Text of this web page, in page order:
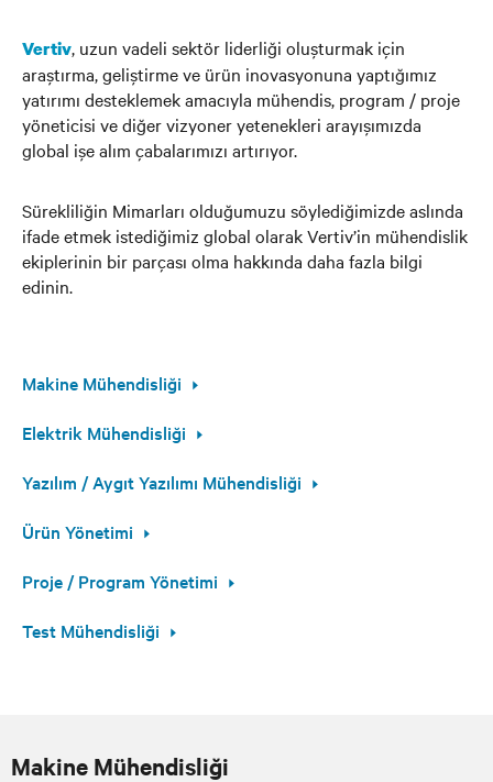
Vertiv, uzun vadeli sektör liderliği oluşturmak için
araştırma, geliştirme ve ürün inovasyonuna yaptığımız
yatırımı desteklemek amacıyla mühendis, program / proje
yöneticisi ve diğer vizyoner yetenekleri arayışımızda
global işe alım çabalarımızı artırıyor.
Sürekliliğin Mimarları olduğumuzu söylediğimizde aslında
ifade etmek istediğimiz global olarak Vertiv’in mühendislik
ekiplerinin bir parçası olma hakkında daha fazla bilgi
edinin.
Makine Mühendisliği
Elektrik Mühendisliği
Yazılım / Aygıt Yazılımı Mühendisliği
Ürün Yönetimi
Proje / Program Yönetimi
Test Mühendisliği
Makine Mühendisliği